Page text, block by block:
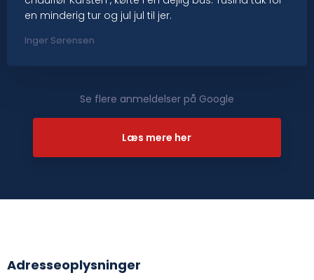
en minderig tur og jul jul til jer.
Inger Sørensen
Se flere anmeldelser på Google​
Læs mere her​
Adresseoplysninger